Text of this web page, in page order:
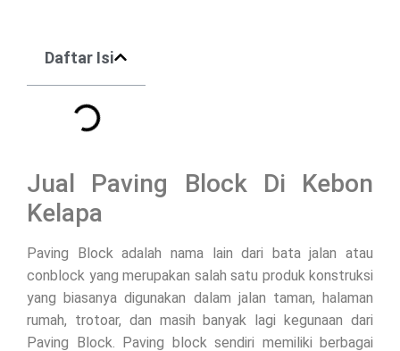
Daftar Isi
Jual Paving Block Di Kebon
Kelapa
Paving Block adalah nama lain dari bata jalan atau
conblock yang merupakan salah satu produk konstruksi
yang biasanya digunakan dalam jalan taman, halaman
rumah, trotoar, dan masih banyak lagi kegunaan dari
Paving Block. Paving block sendiri memiliki berbagai